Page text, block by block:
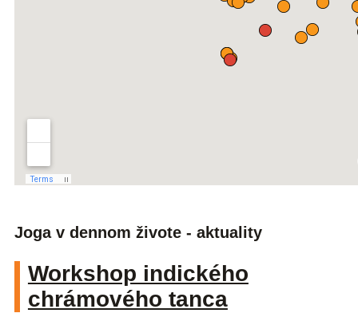
Joga v dennom živote - aktuality
Workshop indického
chrámového tanca